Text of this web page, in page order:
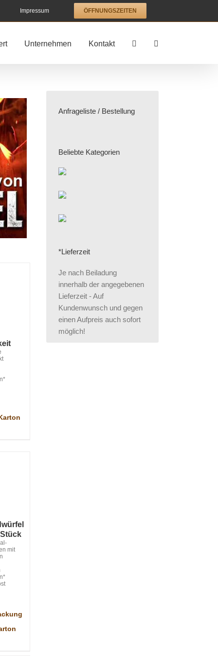
Impressum ÖFFNUNGSZEITEN
Unternehmen Kontakt
mit
Anfrageliste / Bestellung
Beliebte Kategorien
*Lieferzeit
Je nach Beiladung
innerhalb der angegebenen
Lieferzeit - Auf
Kundenwunsch und gegen
einen Aufpreis auch sofort
möglich!